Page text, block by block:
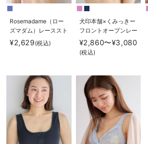
Rosemadame（ロー
ズマダム）レーススト
ラップオープン授乳ブ
¥2,629(税込)
犬印本舗×くみっきー
フロントオープンレー
ス マタニティ・授
乳ブラ
¥2,860〜¥3,080
(税込)